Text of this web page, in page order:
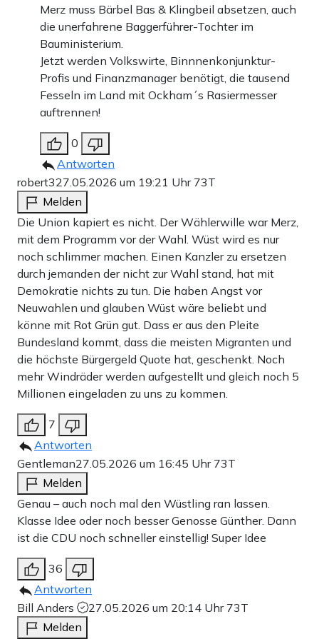
Merz muss Bärbel Bas & Klingbeil absetzen, auch
die unerfahrene Baggerführer-Tochter im
Bauministerium.
Jetzt werden Volkswirte, Binnnenkonjunktur-
Profis und Finanzmanager benötigt, die tausend
Fesseln im Land mit Ockham´s Rasiermesser
auftrennen!
0
Antworten
robert327.05.2026 um 19:21 Uhr 73T
Melden
Die Union kapiert es nicht. Der Wählerwille war Merz,
mit dem Programm vor der Wahl. Wüst wird es nur
noch schlimmer machen. Einen Kanzler zu ersetzen
durch jemanden der nicht zur Wahl stand, hat mit
Demokratie nichts zu tun. Die haben Angst vor
Neuwahlen und glauben Wüst wäre beliebt und
könne mit Rot Grün gut. Dass er aus den Pleite
Bundesland kommt, dass die meisten Migranten und
die höchste Bürgergeld Quote hat, geschenkt. Noch
mehr Windräder werden aufgestellt und gleich noch 5
Millionen eingeladen zu uns zu kommen.
7
Antworten
Gentleman27.05.2026 um 16:45 Uhr 73T
Melden
Genau – auch noch mal den Wüstling ran lassen.
Klasse Idee oder noch besser Genosse Günther. Dann
ist die CDU noch schneller einstellig! Super Idee
36
Antworten
Bill Anders
27.05.2026 um 20:14 Uhr 73T
Melden